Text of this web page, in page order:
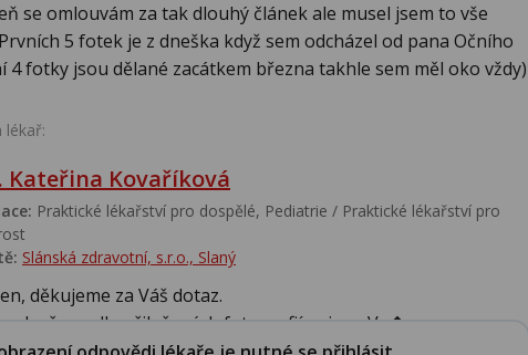
se omlouvám za tak dlouhý článek ale musel jsem to vše
5 fotek je z dneška když sem odcházel od pana Očního
4 fotky jsou dělané zacátkem března takhle sem měl oko vždy)
lékař:
Kateřina Kovaříková
Praktické lékařství pro dospělé, Pediatrie / Praktické lékařství pro
Slánská zdravotní, s.r.o., Slaný
děkujeme za Váš dotaz.
že podle přiložených fotografií nejsou Va�...